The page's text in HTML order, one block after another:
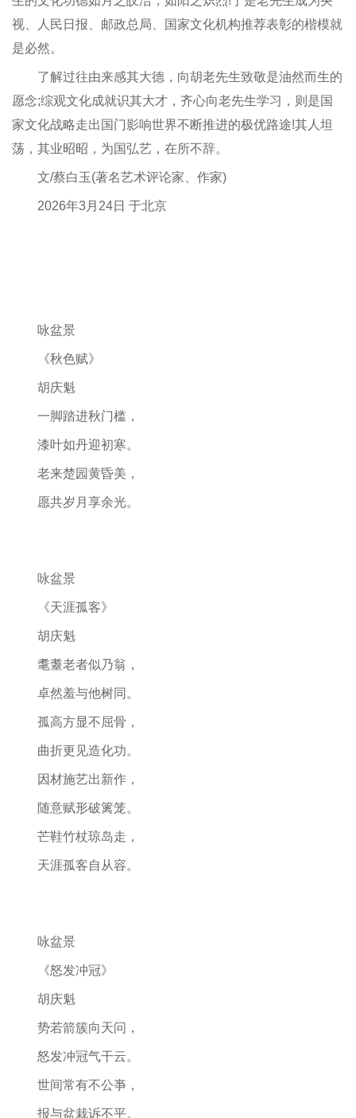
视、人民日报、邮政总局、国家文化机构推荐表彰的楷模就
是必然。
了解过往由来感其大德，向胡老先生致敬是油然而生的
愿念;综观文化成就识其大才，齐心向老先生学习，则是国
家文化战略走出国门影响世界不断推进的极优路途!其人坦
荡，其业昭昭，为国弘艺，在所不辞。
文/蔡白玉(著名艺术评论家、作家)
2026年3月24日 于北京
咏盆景
《秋色赋》
胡庆魁
一脚踏进秋门槛，
漆叶如丹迎初寒。
老来楚园黄昏美，
愿共岁月享余光。
咏盆景
《天涯孤客》
胡庆魁
耄耋老者似乃翁，
卓然羞与他树同。
孤高方显不屈骨，
曲折更见造化功。
因材施艺出新作，
随意赋形破篱笼。
芒鞋竹杖琼岛走，
天涯孤客自从容。
咏盆景
《怒发冲冠》
胡庆魁
势若箭簇向天问，
怒发冲冠气干云。
世间常有不公亊，
报与盆栽诉不平。